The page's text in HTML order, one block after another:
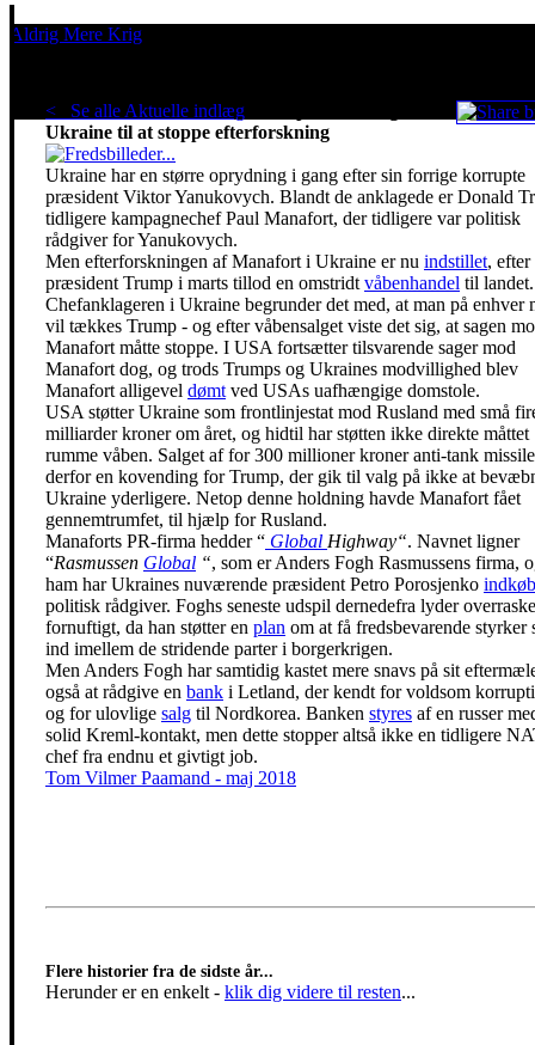
Aldrig Mere Krig
< Se alle Aktuelle indlæg
Ukraine til at stoppe efterforskning
Ukraine har en større oprydning i gang efter sin forrige korrupte
præsident Viktor Yanukovych. Blandt de anklagede er Donald
tidligere kampagnechef Paul Manafort, der tidligere var politisk
rådgiver for Yanukovych.
Men efterforskningen af Manafort i Ukraine er nu indstillet, efter
præsident Trump i marts tillod en omstridt våbenhandel til landet.
Chefanklageren i Ukraine begrunder det med, at man på enhver
vil tækkes Trump - og efter våbensalget viste det sig, at sagen
Manafort måtte stoppe. I USA fortsætter tilsvarende sager mod
Manafort dog, og trods Trumps og Ukraines modvillighed blev
Manafort alligevel dømt ved USAs uafhængige domstole.
USA støtter Ukraine som frontlinjestat mod Rusland med små
milliarder kroner om året, og hidtil har støtten ikke direkte måttet
rumme våben. Salget af for 300 millioner kroner anti-tank
derfor en kovending for Trump, der gik til valg på ikke at
Ukraine yderligere. Netop denne holdning havde Manafort fået
gennemtrumfet, til hjælp for Rusland.
Manaforts PR-firma hedder “ Global Highway“. Navnet ligner
“Rasmussen Global “, som er Anders Fogh Rasmussens firma,
ham har Ukraines nuværende præsident Petro Porosjenko
politisk rådgiver. Foghs seneste udspil dernedefra lyder
fornuftigt, da han støtter en plan om at få fredsbevarende styrker
ind imellem de stridende parter i borgerkrigen.
Men Anders Fogh har samtidig kastet mere snavs på sit
også at rådgive en bank i Letland, der kendt for voldsom
og for ulovlige salg til Nordkorea. Banken styres af en russer
solid Kreml-kontakt, men dette stopper altså ikke en tidligere
chef fra endnu et givtigt job.
Tom Vilmer Paamand - maj 2018
Flere historier fra de sidste år...
Herunder er en enkelt - klik dig videre til resten...